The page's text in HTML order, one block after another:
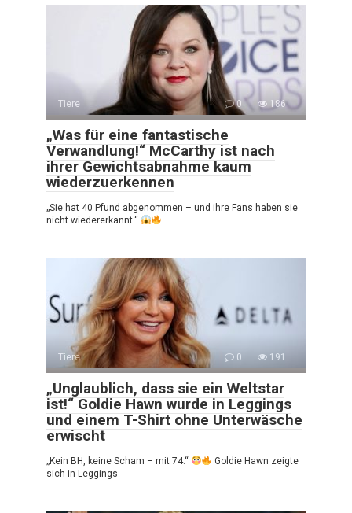
Tiere 0 186
„Was für eine fantastische
Verwandlung!“ McCarthy ist nach
ihrer Gewichtsabnahme kaum
wiederzuerkennen
„Sie hat 40 Pfund abgenommen – und ihre Fans haben sie
nicht wiedererkannt.“
Tiere 0 191
„Unglaublich, dass sie ein Weltstar
ist!“ Goldie Hawn wurde in Leggings
und einem T-Shirt ohne Unterwäsche
erwischt
„Kein BH, keine Scham – mit 74.“
Goldie Hawn zeigte
sich in Leggings